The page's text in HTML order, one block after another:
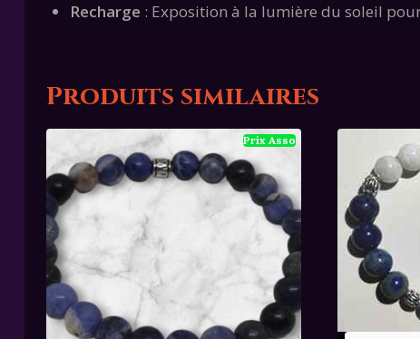
Recharge : Exposition à la lumière du soleil
Produits similaires